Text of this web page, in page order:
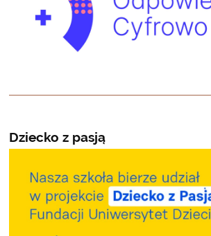
Dziecko z pasją